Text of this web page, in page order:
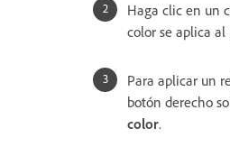
Haga clic en un
color se aplica
Para aplicar un
botón derecho
color.